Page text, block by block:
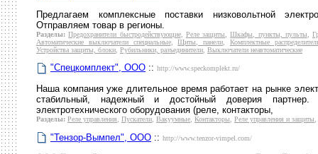
Предлагаем комплексные поставки низковольтной
Отправляем товар в регионы.
Разделы: Предохранители быстродействующие, Реле защиты ,Шкафы, пункты, пульты
Автоматические выключатели специальные,Щиты, панели
Комплектные
Устройства защиты, блоки Рубильники, разъединители Выключатели неавтоматические
"Спецкомплект", ООО :: http://www.speckomplekt.ru/
Наша компания уже длительное время работает на рынке
стабильный, надежный и достойный доверия партнер.
электротехнического оборудования (реле, контакторы,
Разделы: Реле управления Пускатели Вакуумные Контакторы Реле управления и защиты
"Тензор-Вымпел", ООО :: http://www.tenzor-vimpel.com/